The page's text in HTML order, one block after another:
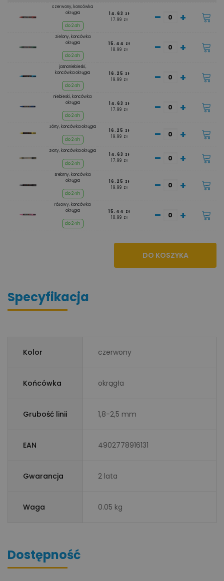
czerwony, koncówka
okrągła
do 24h
14.63 zł
17.99 zł
- +
zielony, koncówka
okrągła
do 24h
15.44 zł
18.99 zł
- +
jasnoniebieski,
koncówka okrągła
do 24h
16.25 zł
19.99 zł
- +
niebieski, koncówka
okrągła
do 24h
14.63 zł
17.99 zł
- +
żółty, koncówka okrągła
do 24h
16.25 zł
19.99 zł
- +
złoty, koncówka okrągła
do 24h
14.63 zł
17.99 zł
- +
srebrny, koncówka
okrągła
do 24h
16.25 zł
19.99 zł
- +
różowy, koncówka
okrągła
do 24h
15.44 zł
18.99 zł
- +
DO KOSZYKA
Specyfikacja
Kolor czerwony
Końcówka okrągła
Grubość linii 1,8-2,5 mm
EAN 4902778916131
Gwarancja 2 lata
Waga 0.05 kg
Dostępność